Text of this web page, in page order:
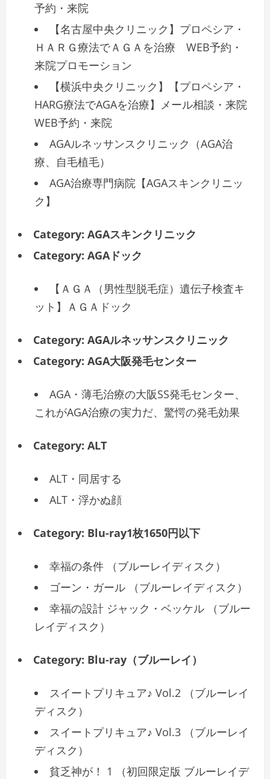
予約・来院
【名古屋中央クリニック】プロペシア・
ＨＡＲＧ療法でＡＧＡを治療 WEB予約・
来院プロモーション
【横浜中央クリニック】【プロペシア・
HARG療法でAGAを治療】メール相談・来院
WEB予約・来院
AGAルネッサンスクリニック（AGA治
療、自毛植毛）
AGA治療専門病院【AGAスキンクリニッ
ク】
Category: AGAスキンクリニック
Category: AGAドック
【ＡＧＡ（男性型脱毛症）遺伝子検査キ
ット】ＡＧＡドック
Category: AGAルネッサンスクリニック
Category: AGA大阪発毛センター
AGA・薄毛治療の大阪SS発毛センター、
これがAGA治療の実力だ、驚愕の発毛効果
Category: ALT
ALT・同居する
ALT・浮かぬ顔
Category: Blu-ray1枚1650円以下
幸福の条件 （ブルーレイディスク）
ゴーン・ガール （ブルーレイディスク）
幸福の設計 ジャック・ベッケル （ブルー
レイディスク）
Category: Blu-ray（ブルーレイ）
スイートプリキュア♪ Vol.2 （ブルーレイ
ディスク）
スイートプリキュア♪ Vol.3 （ブルーレイ
ディスク）
貧乏神が！ 1 （初回限定版 ブルーレイデ